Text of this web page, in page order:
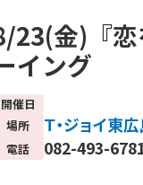
23(金)『恋
イング
開催日
場所
Ｔ・ジョイ東広
電話 082-493-